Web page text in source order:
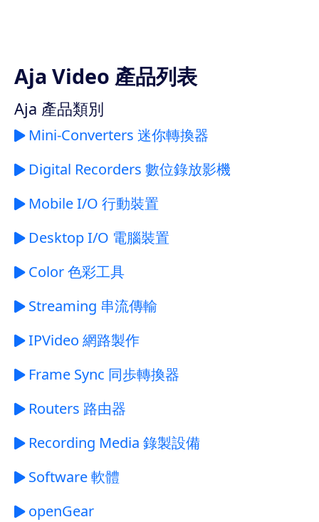
Aja Video 產品列表
Aja 產品類別
Mini-Converters 迷你轉換器
Digital Recorders 數位錄放影機
Mobile I/O 行動裝置
Desktop I/O 電腦裝置
Color 色彩工具
Streaming 串流傳輸
IPVideo 網路製作
Frame Sync 同歩轉換器
Routers 路由器
Recording Media 錄製設備
Software 軟體
openGear